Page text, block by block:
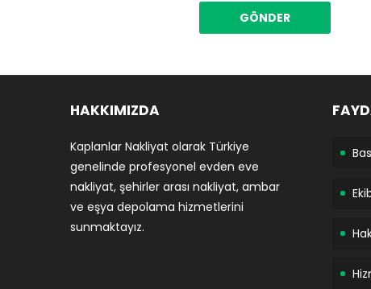
HAKKIMIZDA
Kaplanlar Nakliyat olarak Türkiye
genelinde profesyonel evden eve
nakliyat, şehirler arası nakliyat, ambar
ve eşya depolama hizmetlerini
sunmaktayız.